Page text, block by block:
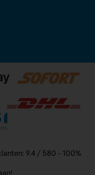
9.4 / 580 - 100%